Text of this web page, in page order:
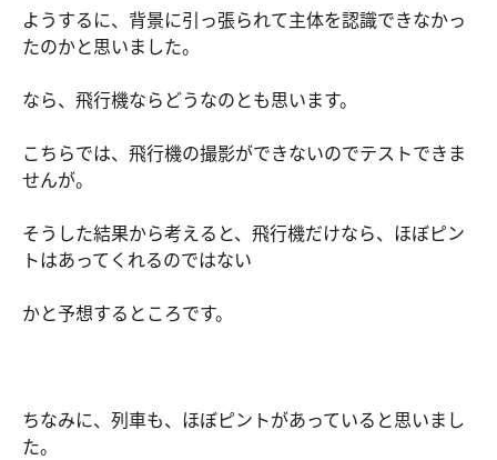
ようするに、背景に引っ張られて主体を認識できなかっ
たのかと思いました。
なら、飛行機ならどうなのとも思います。
こちらでは、飛行機の撮影ができないのでテストできま
せんが。
そうした結果から考えると、飛行機だけなら、ほぼピン
トはあってくれるのではない
かと予想するところです。
ちなみに、列車も、ほぼピントがあっていると思いまし
た。